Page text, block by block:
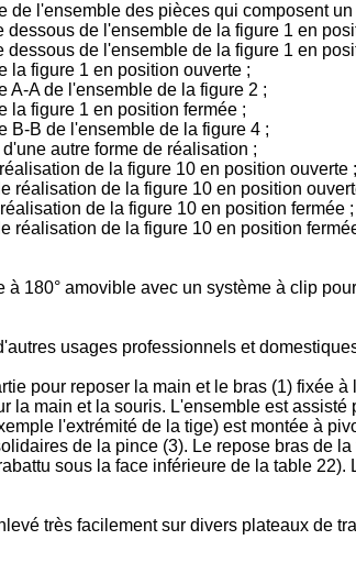
de l'ensemble des pièces qui composent
dessous de l'ensemble de la figure 1 en
dessous de l'ensemble de la figure 1 en
la figure 1 en position ouverte ;
A-A de l'ensemble de la figure 2 ;
la figure 1 en position fermée ;
B-B de l'ensemble de la figure 4 ;
autre forme de réalisation ;
de la figure 10 en position ouverte ;
réalisation de la figure 10 en position
de la figure 10 en position fermée ;
réalisation de la figure 10 en position
à 180° amovible avec un système à clip
usages professionnels et
pour reposer la main et le bras (1) fixée
la main et la souris. L'ensemble est
l'extrémité de la tige) est montée à
de la pince (3). Le repose bras de
sous la face inférieure de la table
très facilement sur divers plateaux de